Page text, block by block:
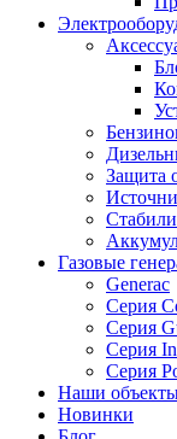
Защита
Газовые
Generac
Серия
Серия
Серия
Серия
Наши
Новинки